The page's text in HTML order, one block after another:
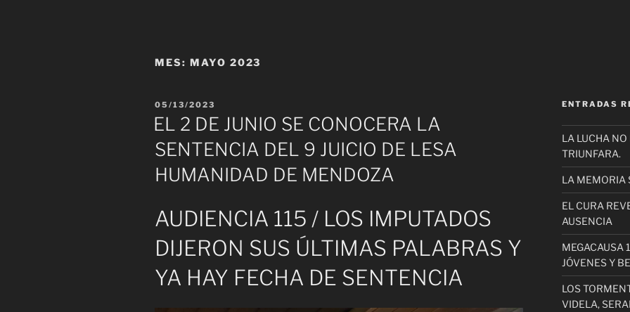
MES: MAYO 2023
PUBLICADO
EL
05/13/2023
EL 2 DE JUNIO SE CONOCERA LA
SENTENCIA DEL 9 JUICIO DE LESA
HUMANIDAD DE MENDOZA
AUDIENCIA 115 / LOS IMPUTADOS
DIJERON SUS ÚLTIMAS PALABRAS Y
YA HAY FECHA DE SENTENCIA
ENTRADAS
LA LUCHA
TRIUNFARA.
LA MEMORIA
EL CURA
AUSENCIA
MEGACAUSA
JÓVENES Y
LOS
VIDELA,